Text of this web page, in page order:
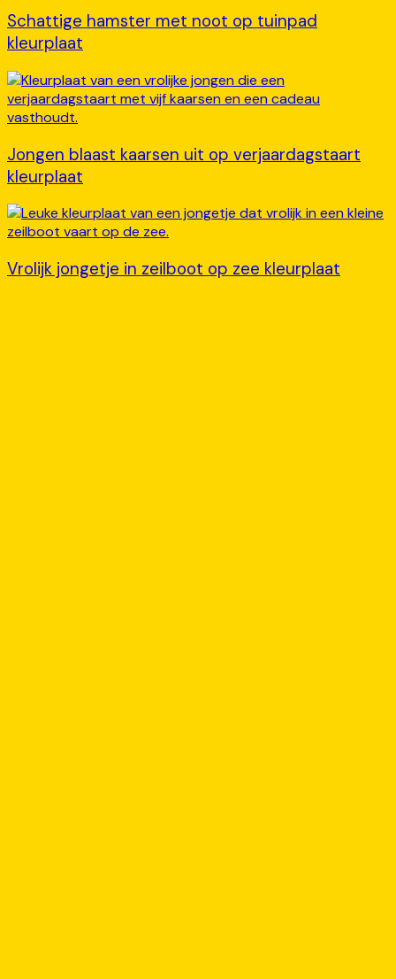
Schattige hamster met noot op tuinpad
kleurplaat
Jongen blaast kaarsen uit op verjaardagstaart
kleurplaat
Vrolijk jongetje in zeilboot op zee kleurplaat